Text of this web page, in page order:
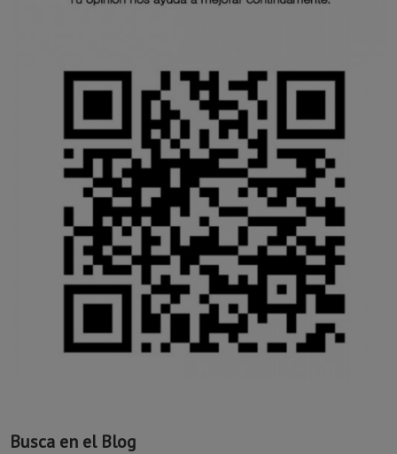
Busca en el Blog